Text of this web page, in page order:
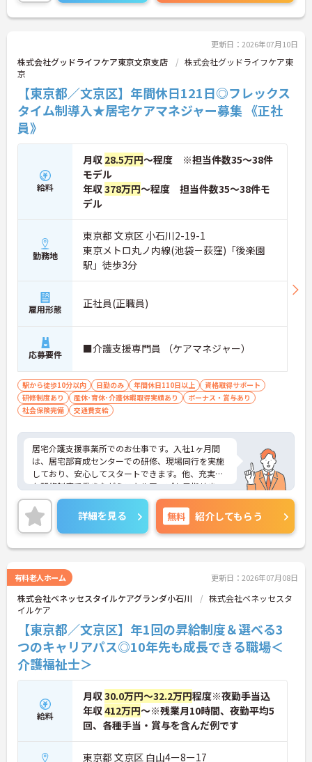
更新日：2026年07月10日
株式会社グッドライフケア東京文京支店
株式会社グッドライフケア東
京
【東京都／文京区】年間休日121日◎フレックス
タイム制導入★居宅ケアマネジャー募集 《正社
員》
給料
月収 28.5万円～程度 ※担当件数35～38件
モデル
年収378万円～程度 担当件数35～38件モ
デル
勤務地
東京都 文京区 小石川2-19-1
東京メトロ丸ノ内線(池袋－荻窪)「後楽園
駅」徒歩3分
雇用形態 正社員(正職員)
応募要件 ■介護支援専門員 （ケアマネジャー）
駅から徒歩10分以内 日勤のみ 年間休日110日以上
資格取得サポート
研修制度あり
産休･育休･介護休暇取得実績あり
ボーナス・賞与あり
社会保険完備
交通費支給
居宅介護支援事業所でのお仕事です。入社1ヶ月間
は、居宅部育成センターでの研修、現場同行を実施
しており、安心してスタートできます。他、充実し
た研修制度で働きながらスキルアップも目指せま
す。フレックスタイム制を導入しており、仕事の内
容に合わせて自身で調整でき無理なく勤務いただけ
ます。ご興味のある方には、面接対策ポイントな
ど、さらに詳細をお話しいたしますのでお気軽にご
相談ください！
詳細を見る 無料 紹介してもらう
有料老人ホーム 更新日：2026年07月08日
株式会社ベネッセスタイルケアグランダ小石川
株式会社ベネッセスタ
イルケア
【東京都／文京区】年1回の昇給制度＆選べる3
つのキャリアパス◎10年先も成長できる職場＜
介護福祉士＞
給料
月収30.0万円～32.2万円程度※夜勤手当込
年収412万円～※残業月10時間、夜勤平均5
回、各種手当・賞与を含んだ例です
東京都 文京区 白山4ー8ー17